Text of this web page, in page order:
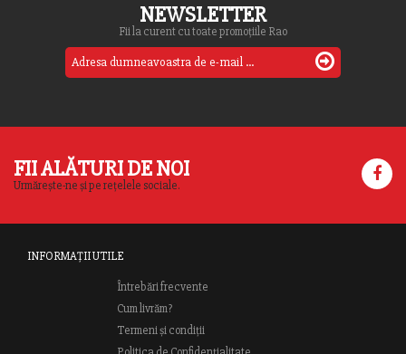
NEWSLETTER
Fii la curent cu toate promoțiile Rao
FII ALĂTURI DE NOI
Urmărește-ne și pe rețelele sociale.
INFORMAȚII UTILE
Întrebări frecvente
Cum livrăm?
Termeni și condiții